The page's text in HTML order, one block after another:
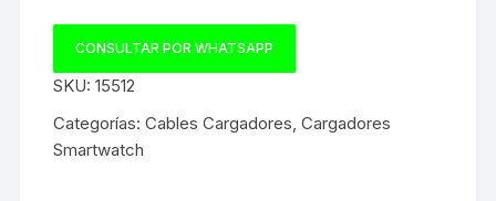
CONSULTAR POR WHATSAPP
SKU:15512
Categorías:Cables Cargadores,Cargadores
Smartwatch